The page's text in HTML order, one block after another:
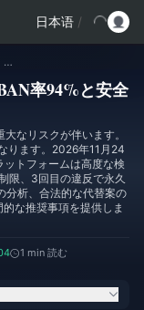
日本语 /
WeSing VPNバイパス 2026年版：BAN率94%と安全な代替案
率94%と安全
なリスクが伴います。
ります。2026年11月24
トフォームは高度な検
限、3回目の違反で永久
分析、合法的な代替案の
な推奨事項を提供しま
1 min 読む